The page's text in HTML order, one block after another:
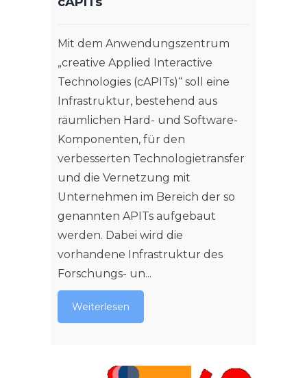
Mit dem Anwendungszentrum
„creative Applied Interactive
Technologies (cAPITs)“ soll eine
Infrastruktur, bestehend aus
räumlichen Hard- und Software-
Komponenten, für den
verbesserten Technologietransfer
und die Vernetzung mit
Unternehmen im Bereich der so
genannten APITs aufgebaut
werden. Dabei wird die
vorhandene Infrastruktur des
Forschungs- un...
Weiterlesen